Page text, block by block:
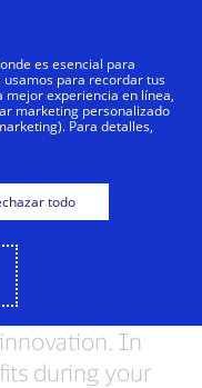
- San
at every
to the
In
during your
es esencial para
para recordar tus
experiencia en línea,
marketing personalizado
Para detalles,
todo